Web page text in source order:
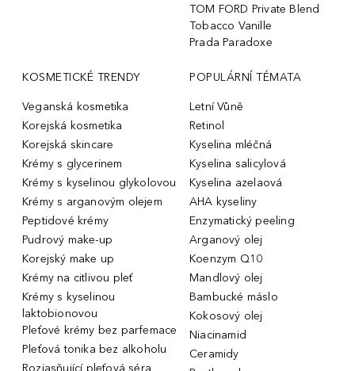
TOM FORD Private Blend
Tobacco Vanille
Prada Paradoxe
KOSMETICKÉ TRENDY
Veganská kosmetika
Korejská kosmetika
Korejská skincare
Krémy s glycerinem
Krémy s kyselinou glykolovou
Krémy s arganovým olejem
Peptidové krémy
Pudrový make-up
Korejský make up
Krémy na citlivou pleť
Krémy s kyselinou
laktobionovou
Pleťové krémy bez parfemace
Pleťová tonika bez alkoholu
Rozjasňující pleťová séra
POPULÁRNÍ TÉMATA
Letní Vůně
Retinol
Kyselina mléčná
Kyselina salicylová
Kyselina azelaová
AHA kyseliny
Enzymatický peeling
Arganový olej
Koenzym Q10
Mandlový olej
Bambucké máslo
Kokosový olej
Niacinamid
Ceramidy